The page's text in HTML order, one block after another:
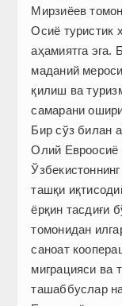
Мирзиёев
Осиё туристик
аҳамиятга эга.
маданий
қилиш ва
самарани
Бир сўз билан
Олий Евроосиё
ташқи
ёрқин тасдиғи
томонидан
саноат
миграцияси ва
ташаббуслар